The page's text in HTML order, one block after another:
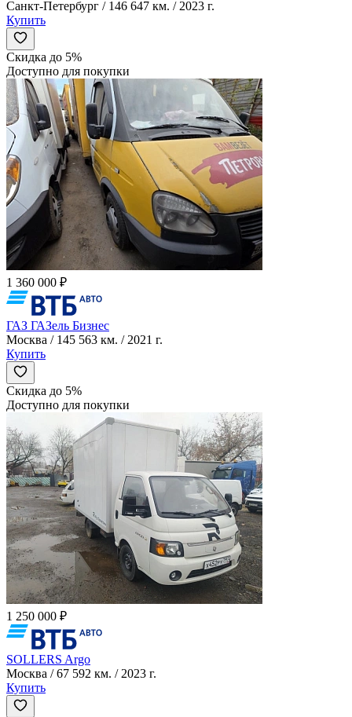
Санкт-Петербург / 146 647 км. / 2023 г.
Купить
Скидка до 5%
Доступно для покупки
1 360 000 ₽
ГАЗ ГАЗель Бизнес
Москва / 145 563 км. / 2021 г.
Купить
Скидка до 5%
Доступно для покупки
1 250 000 ₽
SOLLERS Argo
Москва / 67 592 км. / 2023 г.
Купить